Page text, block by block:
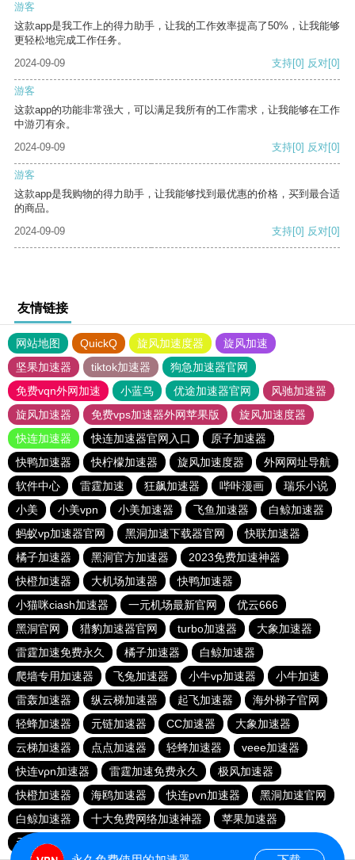
游客
这款app是我工作上的得力助手，让我的工作效率提高了50%，让我能够
更轻松地完成工作任务。
2024-09-09
支持[0] 反对[0]
游客
这款app的功能非常强大，可以满足我所有的工作需求，让我能够在工作
中游刃有余。
2024-09-09
支持[0] 反对[0]
游客
这款app是我购物的得力助手，让我能够找到最优惠的价格，买到最合适
的商品。
2024-09-09
支持[0] 反对[0]
友情链接
网站地图 QuickQ 旋风加速度器
旋风加速
坚果加速器
tiktok加速器
狗急加速器官网
免费vqn外网加速
小蓝鸟 优途加速器官网
风驰加速器
旋风加速器
免费vps加速器外网苹果版
旋风加速度器
快连加速器
快连加速器官网入口
原子加速器
快鸭加速器
快柠檬加速器 旋风加速度器
外网网址导航
软件中心
雷霆加速 狂飙加速器 哔咔漫画
瑞乐小说
小美
小美vpn 小美加速器 飞鱼加速器
白鲸加速器
蚂蚁vp加速器官网
黑洞加速下载器官网
快联加速器
橘子加速器
黑洞官方加速器
2023免费加速神器
快橙加速器
大机场加速器
快鸭加速器
小猫咪ciash加速器
一元机场最新官网
优云666
黑洞官网
猎豹加速器官网 turbo加速器
大象加速器
雷霆加速免费永久
橘子加速器
白鲸加速器
爬墙专用加速器
飞兔加速器 小牛vp加速器
小牛加速
雷轰加速器
纵云梯加速器 起飞加速器
海外梯子官网
轻蜂加速器
元链加速器 CC加速器
大象加速器
云梯加速器
点点加速器 轻蜂加速器
veee加速器
快连vρn加速器
雷霆加速免费永久
极风加速器
快橙加速器
海鸥加速器 快连pvn加速器
黑洞加速官网
白鲸加速器
十大免费网络加速神器
苹果加速器
元链加速器